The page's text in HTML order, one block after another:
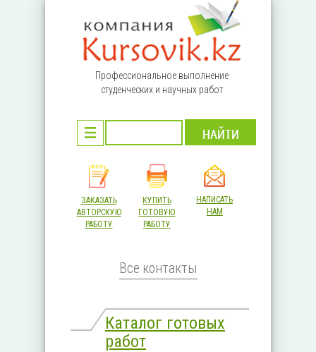
Профессиональное выполнение
студенческих и научных работ
ЗАКАЗАТЬ
АВТОРСКУЮ
РАБОТУ
КУПИТЬ
ГОТОВУЮ
РАБОТУ
НАПИСАТЬ
НАМ
Все контакты
Каталог готовых
работ